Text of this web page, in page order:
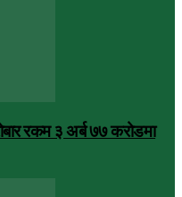
रकम ३ अर्ब ७७ करोडमा